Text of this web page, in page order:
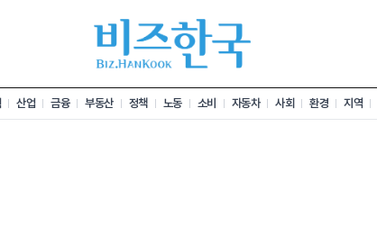
산업 금융 부동산 정책 노동 소비 자동차 사회 환경 지역